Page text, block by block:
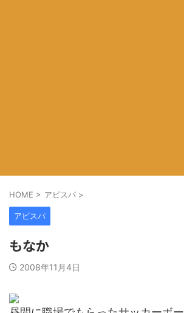
HOME > アビスパ >
アビスパ
もなか
2008年11月4日